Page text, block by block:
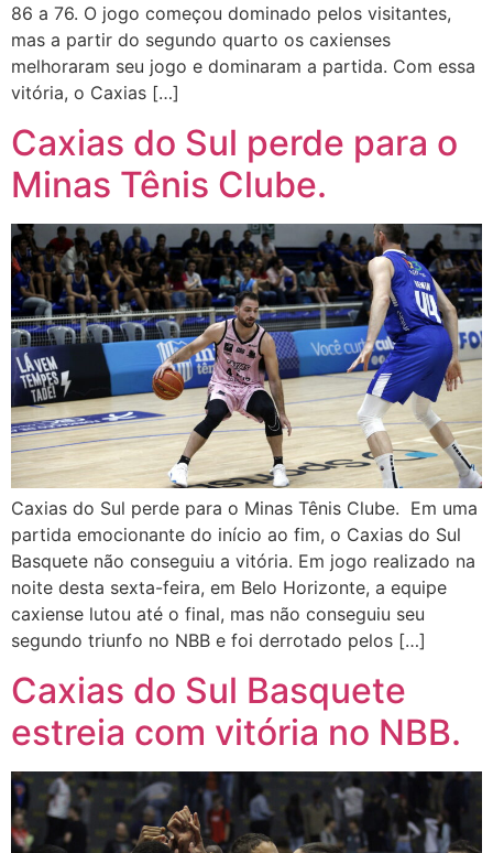
86 a 76. O jogo começou dominado pelos visitantes,
mas a partir do segundo quarto os caxienses
melhoraram seu jogo e dominaram a partida. Com essa
vitória, o Caxias […]
Caxias do Sul perde para o
Minas Tênis Clube.
Caxias do Sul perde para o Minas Tênis Clube. Em uma
partida emocionante do início ao fim, o Caxias do Sul
Basquete não conseguiu a vitória. Em jogo realizado na
noite desta sexta-feira, em Belo Horizonte, a equipe
caxiense lutou até o final, mas não conseguiu seu
segundo triunfo no NBB e foi derrotado pelos […]
Caxias do Sul Basquete
estreia com vitória no NBB.